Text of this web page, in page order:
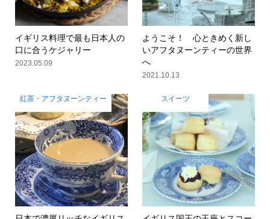
イギリス料理で最も日本人の
口に合うケジャリー
2023.05.09
ようこそ！ 心ときめく新し
いアフタヌーンティーの世界
へ
2021.10.13
紅茶・アフタヌーンティー スイーツ